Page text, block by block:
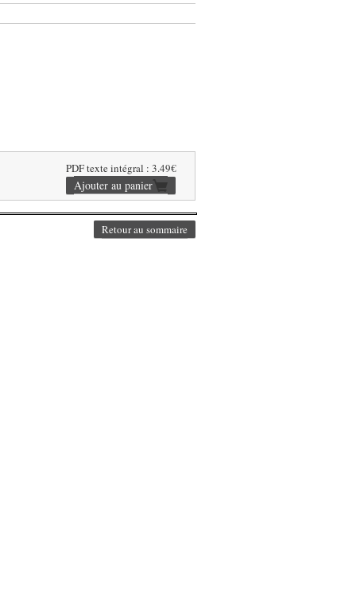
PDF texte intégral : 3.49€
Retour au sommaire